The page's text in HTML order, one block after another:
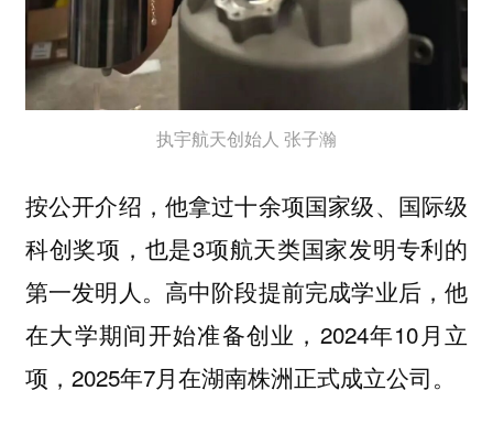
执宇航天创始人 张子瀚
按公开介绍，他拿过十余项国家级、国际级
科创奖项，也是3项航天类国家发明专利的
第一发明人。高中阶段提前完成学业后，他
在大学期间开始准备创业，2024年10月立
项，2025年7月在湖南株洲正式成立公司。